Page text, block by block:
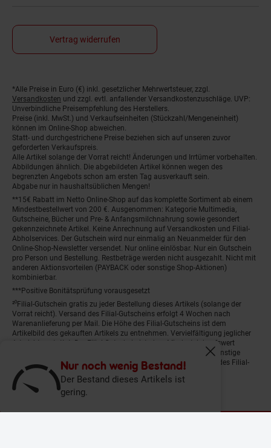
Nur noch wenig Bestand!
Der Bestand dieses Artikels ist
gering.
Fenster
Vertrag widerrufen
Fußnoten
*Alle Preise in Euro (€) inkl. gesetzlicher Mehrwertsteuer, zzgl.
Versandkosten und zzgl. evtl. anfallender Versandkostenzuschläge. UVP:
Unverbindliche Preisempfehlung des Herstellers.
Preise (inkl. MwSt.) und Verkaufseinheiten (Stückzahl/Mengeneinheit)
können im Online-Shop abweichen.
Statt- und durchgestrichene Preise beziehen sich auf unseren zuvor
geforderten Verkaufspreis.
Alle Artikel solange der Vorrat reicht! Änderungen und Irrtümer vorbehalten.
Abbildungen ähnlich. Die abgebildeten Artikel können wegen des
begrenzten Angebots schon am ersten Tag ausverkauft sein.
Abgabe nur in haushaltsüblichen Mengen!
**15€ Rabatt im Netto Online-Shop auf das komplette Sortiment ab einem
Mindestbestellwert von 200 €. Ausgenommen: Kategorie Multimedia,
Gutscheine, Bücher und Pre- & Anfangsmilchnahrung sowie gesondert
gekennzeichnete Artikel. Keine Anrechnung auf Versandkosten und Filial-
Abholservices. Der Gutschein wird nur einmalig an Neuanmelder für den
Online-Shop-Newsletter versendet. Nur online einlösbar. Nur ein Gutschein
pro Person und Bestellung. Restbeträge werden nicht ausgezahlt. Nicht mit
anderen Aktionsvorteilen (PAYBACK oder sonstige Shop-Aktionen)
kombinierbar.
***Positive Bonitätsprüfung vorausgesetzt
²⁰Filial-Gutschein gratis zu jeder Bestellung dieses Artikels (solange der
Vorrat reicht). Versand des Filial-Gutscheins erfolgt 4 Wochen nach
Warenanlieferung per Mail. Die Höhe des Filial-Gutscheins ist dem
Artikelbild des gekauften Artikels zu entnehmen. Vervielfältigung jeglicher
Art nicht gestattet. Der Filial-Gutschein ist ohne Mindesteinkaufswert
einlösbar. Nicht mit anderen Aktionsvorteilen (PAYBACK oder sonstige
Shop-Aktionen) kombinierbar. Der jeweilige Gültigkeitszeitraum des Filial-
Gutscheins ist darauf vermerkt.